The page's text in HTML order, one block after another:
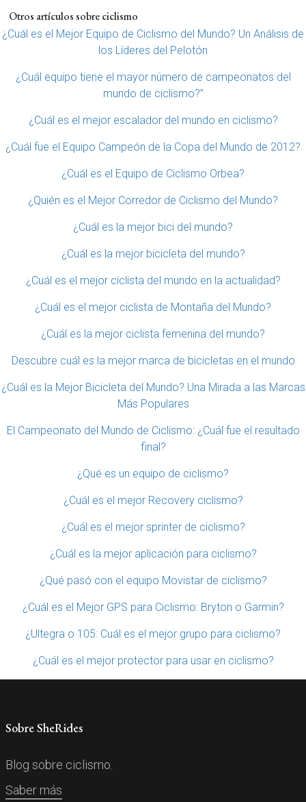
Otros artículos sobre ciclismo
¿Cuál es el Mejor Equipo de Ciclismo del Mundo? Un Análisis de
los Líderes del Pelotón
¿Cuál equipo tiene el mayor número de campeonatos del
mundo de ciclismo?”
¿Cuál es el mejor escalador del mundo en ciclismo?
¿Cuál fue el Equipo Campeón de la Copa del Mundo de 2012?
¿Cuál es el Equipo de Ciclismo Orbea?
¿Quién es el Mejor Corredor de Ciclismo del Mundo?
¿Cuál es la mejor bici del mundo?
¿Cuál es la mejor bicicleta del mundo?
¿Cuál es el mejor ciclista del mundo en la actualidad?
¿Cuál es el mejor ciclista de Montaña del Mundo?
¿Cuál es la mejor ciclista femenina del mundo?
Descubre cuál es la mejor marca de bicicletas en el mundo
¿Cuál es la Mejor Bicicleta del Mundo? Una Mirada a las Marcas
Más Populares
El Campeonato del Mundo de Ciclismo: ¿Cuál fue el resultado
final?
¿Qué es un equipo de ciclismo?
¿Cuál es el mejor Recovery ciclismo?
¿Cuál es el mejor sprinter de ciclismo?
¿Cuál es la mejor aplicación para ciclismo?
¿Qué pasó con el equipo Movistar de ciclismo?
¿Cuál es el Mejor GPS para Ciclismo: Bryton o Garmin?
¿Ultegra o 105: Cuál es el mejor grupo para ciclismo?
¿Cuál es el mejor protector para usar en ciclismo?
Sobre SheRides
Blog sobre ciclismo.
Saber más